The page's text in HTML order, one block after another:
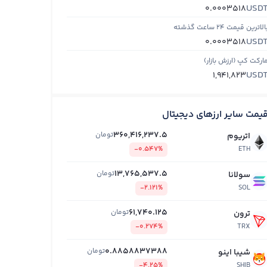
0.0003518
قیمت ۲۴ ساعت گذشته
0.0003518
مارکت کپ (ارزش بازار)
1,941,823
قیمت سایر ارزهای دیجیتال
اتریوم
ETH
360,416,237.5تومان
-0.547%
سولانا
SOL
13,765,537.5تومان
-2.121%
ترون
TRX
61,740.125تومان
-0.274%
شیبا اینو 0.8858837388تومان